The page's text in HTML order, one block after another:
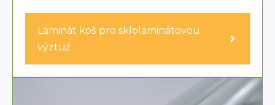
Laminát koš pro sklolaminátovou
výztuž